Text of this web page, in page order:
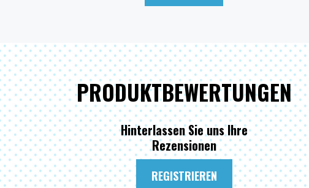
PRODUKTBEWERTUNGEN
Hinterlassen Sie uns Ihre
Rezensionen
REGISTRIEREN